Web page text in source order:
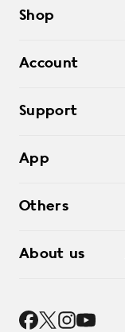
サングラス
コンタクトレンズ
アクセサリー
Shop
オンラインショップ
Account
ログアウト
Support
よくあるご質問
お問い合わせ
App
Others
レンズ交換
About us
採用情報